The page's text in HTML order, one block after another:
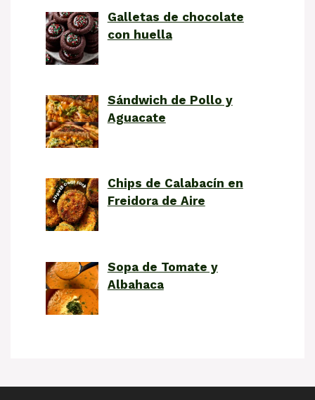
Galletas de chocolate
con huella
Sándwich de Pollo y
Aguacate
Chips de Calabacín en
Freidora de Aire
Sopa de Tomate y
Albahaca